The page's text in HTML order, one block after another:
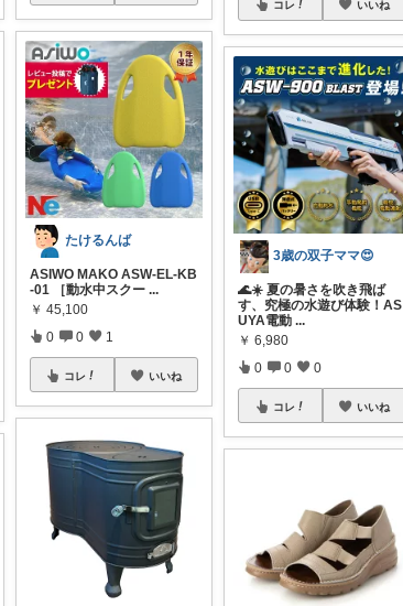
たけるんば
ASIWO MAKO ASW-EL-KB
-01 ［動水中スクー ...
￥ 45,100
0 0 1
コレ いいね
コレ いいね
3歳の双子ママ😍
🌊☀️ 夏の暑さを吹き飛ば
す、究極の水遊び体験！AS
UYA電動 ...
￥ 6,980
0 0 0
コレ いいね